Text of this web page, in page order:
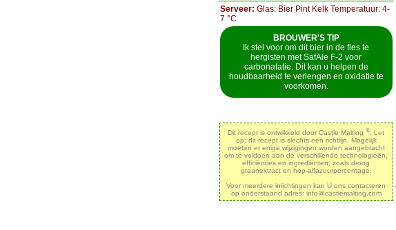
Serveer: Glas: Bier Pint Kelk Temperatuur: 4-
7 °C
BROUWER'S TIP
Ik stel voor om dit bier in de fles te
hergisten met SafAle F-2 voor
carbonatatie. Dit kan u helpen de
houdbaarheid te verlengen en oxidatie te
voorkomen.
Dit recept is ontwikkeld door Castle Malting ®. Let
op: dit recept is slechts een richtlijn. Mogelijk
moeten er enige wijzigingen worden aangebracht
om te voldoen aan de verschillende technologieën,
efficiënties en ingrediënten, zoals droog
graanextract en hop-alfazuurpercentage.
Voor meerdere inlichtingen kan U ons contacteren
op onderstaand adres: info@castlemalting.com